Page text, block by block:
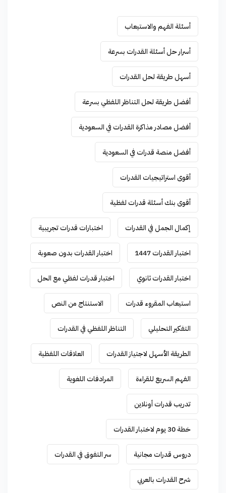
أسئلة الفهم والاستيعاب
أسرار حل أسئلة القدرات بسرعة
أسهل طريقة لحل القدرات
أفضل طريقة لحل التناظر اللفظي بسرعة
أفضل مصادر مذاكرة القدرات في السعودية
أفضل منصة قدرات في السعودية
أقوى استراتيجيات القدرات
أقوى بنك أسئلة قدرات لفظية
إكمال الجمل في القدرات اختبارات قدرات تجريبية
اختبار القدرات 1447 اختبار القدرات بدون صعوبة
اختبار القدرات ثانوي اختبار قدرات لفظي مع الحل
استيعاب المقروء قدرات الاستنتاج من النص
التفكير التحليلي التناظر اللفظي في القدرات
الطريقة الأسهل لاجتياز القدرات العلاقات اللفظية
الفهم السريع للقراءة المرادفات اللغوية
تدريب قدرات أونلاين
خطة 30 يوم لاختبار القدرات
دروس قدرات مجانية سر التفوق في القدرات
شرح القدرات بالعربي